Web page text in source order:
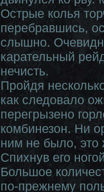
Острые колья
перебравшись,
слышно.
карательный
нечисть.
Пройдя
как следовало
перегрызено
комбинезон. Ни
ним не было, это
Спихнув его
Большое
по-прежнему